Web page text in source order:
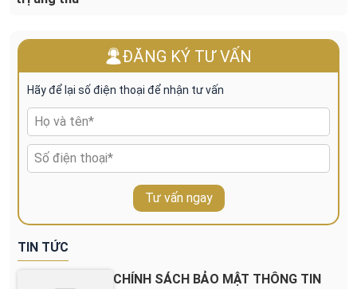
ĐĂNG KÝ TƯ VẤN
Hãy để lại số điện thoại để nhận tư vấn
Tư vấn ngay
TIN TỨC
CHÍNH SÁCH BẢO MẬT THÔNG TIN